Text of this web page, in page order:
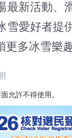
最新活動、
雪愛好者提
多冰雪樂
允許不得使用。